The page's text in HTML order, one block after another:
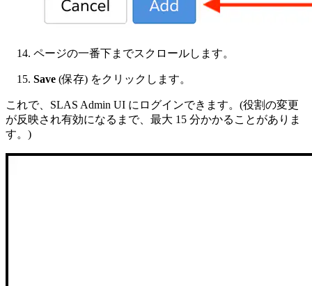
ページの一番下までスクロールします。
Save (保存) をクリックします。
これで、SLAS Admin UI にログインできます。(役割の変更
が反映され有効になるまで、最大 15 分かかることがありま
す。)